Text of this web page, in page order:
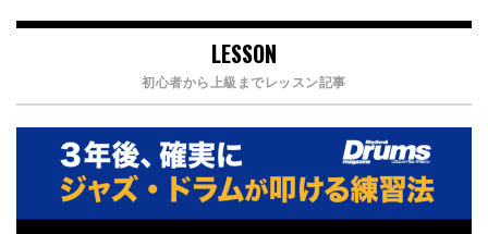
LESSON
初心者から上級までレッスン記事